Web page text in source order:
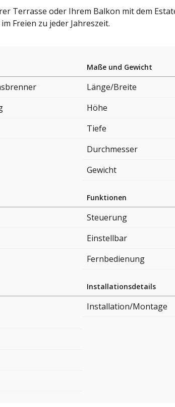
Terrasse oder Ihrem Balkon mit dem
Freien zu jeder Jahreszeit.
Maße und Gewicht
Länge/Breite
Höhe
Tiefe
Durchmesser
Gewicht
Funktionen
Steuerung
Einstellbar
Fernbedienung
Installationsdetails
Installation/Montage